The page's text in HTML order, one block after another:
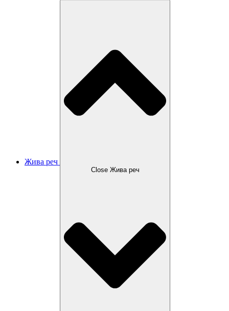
Жива реч
Close Жива реч